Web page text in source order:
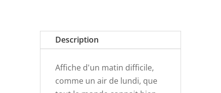
THING
difficiles
Description
Affiche d'un matin difficile,
comme un air de lundi, que